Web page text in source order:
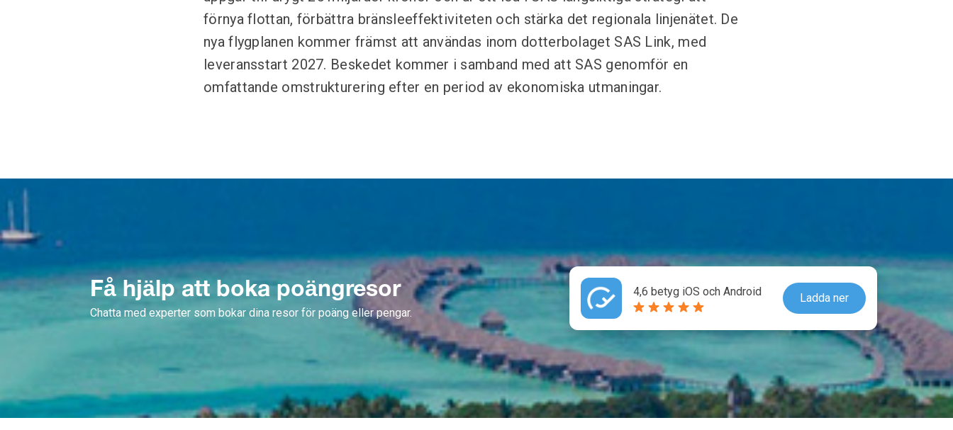
förnya flottan, förbättra bränsleeffektiviteten och stärka det regionala linjenätet. De
nya flygplanen kommer främst att användas inom dotterbolaget SAS Link, med
leveransstart 2027. Beskedet kommer i samband med att SAS genomför en
omfattande omstrukturering efter en period av ekonomiska utmaningar.
Få hjälp att boka poängresor
Chatta med experter som bokar dina resor för poäng eller pengar.
4,6 betyg iOS och Android Ladda ner